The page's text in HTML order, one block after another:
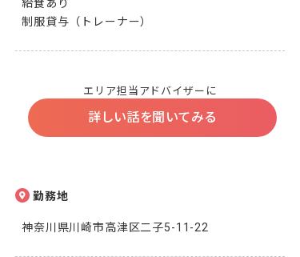
給食あり
制服貸与（トレーナー）
エリア担当アドバイザーに
詳しい話を聞いてみる
勤務地
神奈川県川崎市高津区二子5-11-22